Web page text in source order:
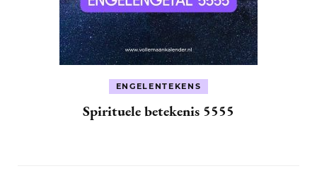
ENGELENTEKENS
Spirituele betekenis 5555